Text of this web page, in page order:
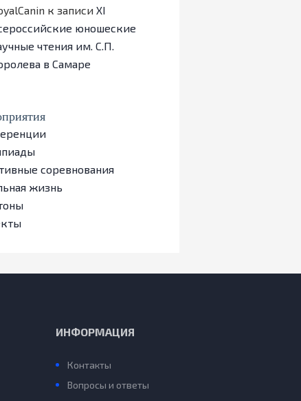
к записи ХI
юношеские
чтения им. С.П.
в Самаре
соревнования
жизнь
ИНФОРМАЦИЯ
Контакты
Вопросы и ответы